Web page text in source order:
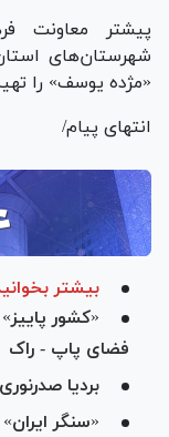
پیشتر معاونت
شهرستان‌های
«مژده یوسف» را
انتهای پیام/
بیشتر
«کشور
فضای پاپ - راک
بردیا
«سنگر